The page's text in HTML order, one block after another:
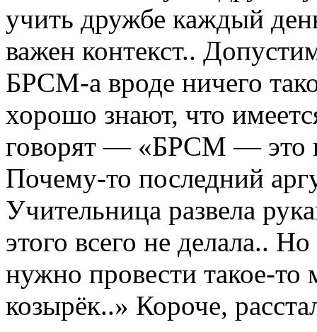
учить дружбе каждый
важен контекст..
БРСМ-а вроде ничего
хорошо знают, что
говорят — «БРСМ — это
Почему-то последний
Учительница развела
этого всего не делала..
нужно провести такое-
козырёк..» Короче,